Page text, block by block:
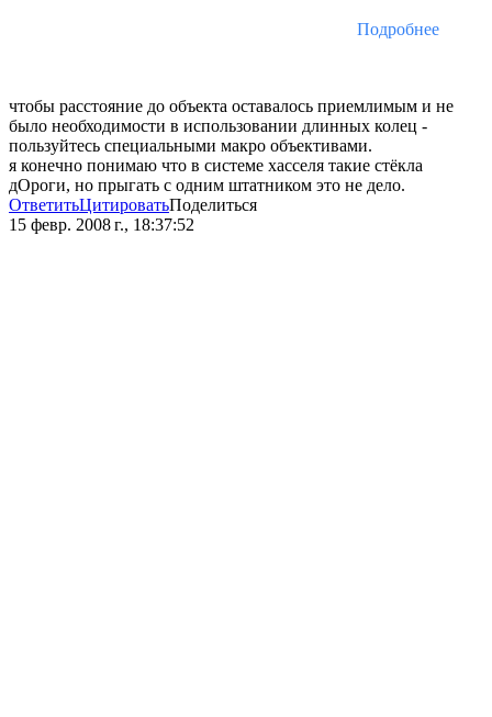
Подробнее
чтобы расстояние до объекта оставалось приемлимым и не
было необходимости в использовании длинных колец -
пользуйтесь специальными макро объективами.
я конечно понимаю что в системе хасселя такие стёкла
дОроги, но прыгать с одним штатником это не дело.
ОтветитьЦитироватьПоделиться
15 февр. 2008 г., 18:37:52